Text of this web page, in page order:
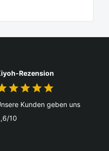
Rezension
Kunden geben uns
10